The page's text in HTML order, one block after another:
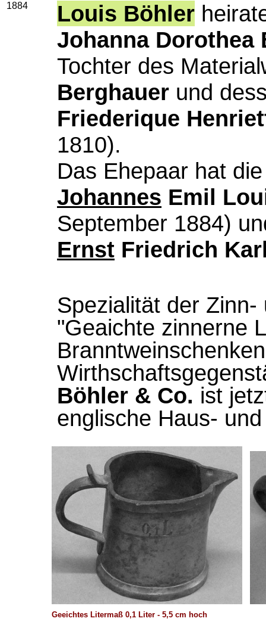
1884 Louis Böhler
Johanna Dorothea
Tochter des
Berghauer und
Friederique
1810).
Das Ehepaar hat
Johannes Emil
September 1884)
Ernst Friedrich
Spezialität der
"Geaichte zinnerne
Böhler & Co. ist
englische Haus-
Geeichtes Litermaß 0,1 Liter - 5,5 cm hoch